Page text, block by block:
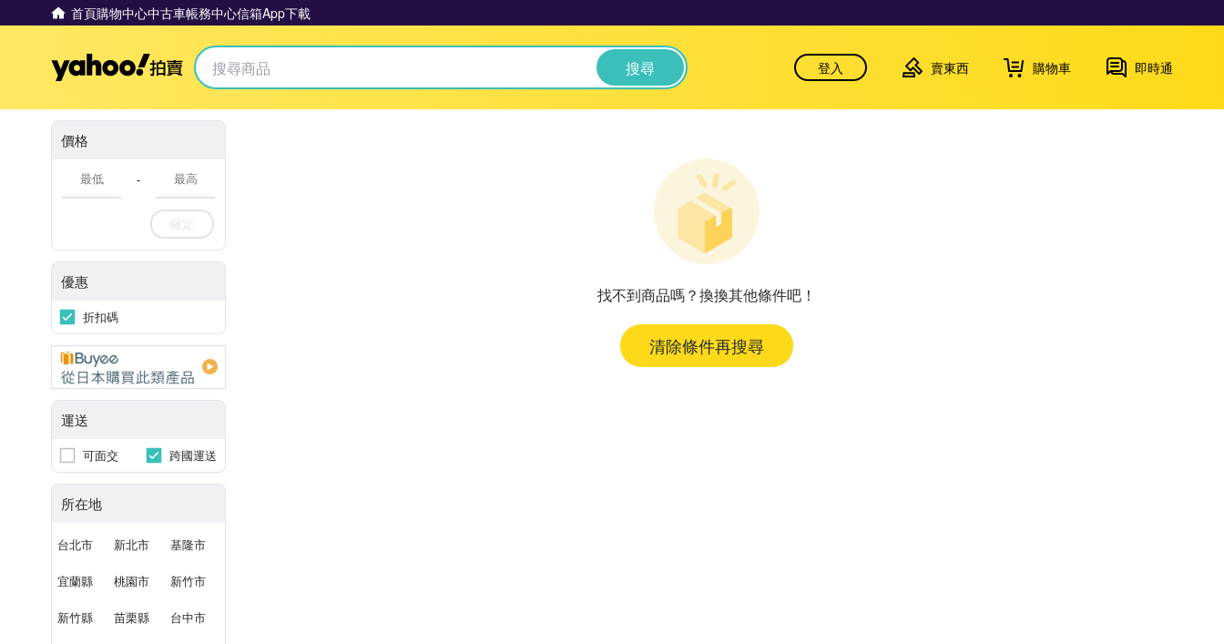
首頁購物中心中古車帳務中心信箱App下載
Yahoo拍賣 搜尋 登入 賣東西 購物車 即時通
價格
-
確定
優惠
折扣碼
運送
可面交 跨國運送
所在地
台北市 新北市 基隆市
宜蘭縣 桃園市 新竹市
新竹縣 苗栗縣 台中市
找不到商品嗎？換換其他條件吧！
清除條件再搜尋